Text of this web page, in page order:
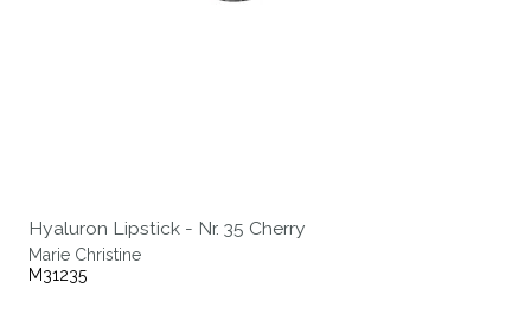
Hyaluron Lipstick - Nr. 35 Cherry
Marie Christine
M31235